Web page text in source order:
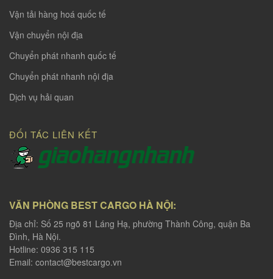
Vận tải hàng hoá quốc tế
Vận chuyển nội địa
Chuyển phát nhanh quốc tế
Chuyển phát nhanh nội địa
Dịch vụ hải quan
ĐỐI TÁC LIÊN KẾT
VĂN PHÒNG BEST CARGO HÀ NỘI:
Địa chỉ: Số 25 ngõ 81 Láng Hạ, phường Thành Công, quận Ba
Đình, Hà Nội.
Hotline: 0936 315 115
Email: contact@bestcargo.vn